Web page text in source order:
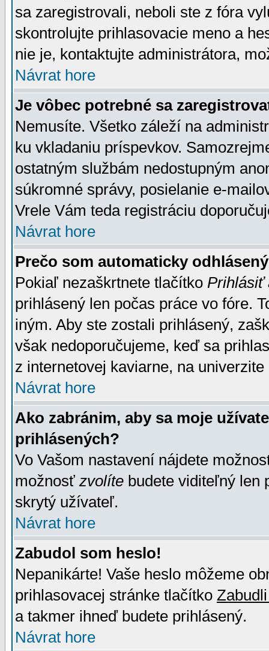
sa zaregistrovali, neboli ste z fóra
skontrolujte prihlasovacie meno a
nie je, kontaktujte administrátora,
Návrat hore
Je vôbec potrebné sa
Nemusíte. Všetko záleží na
ku vkladaniu príspevkov.
ostatným službám nedostupným
súkromné správy, posielanie e-
Vrele Vám teda registráciu
Návrat hore
Prečo som automaticky
Pokiaľ nezaškrtnete tlačítko Prihlásiť
prihlásený len počas práce vo fóre.
iným. Aby ste zostali prihlásený,
však nedoporučujeme, keď sa
z internetovej kaviarne, na univerzite
Návrat hore
Ako zabránim, aby sa moje
prihlásených?
Vo Vašom nastavení nájdete
možnosť zvolíte budete viditeľný len
skrytý užívateľ.
Návrat hore
Zabudol som heslo!
Nepanikárte! Vaše heslo môžeme
prihlasovacej stránke tlačítko
a takmer ihneď budete prihlásený.
Návrat hore